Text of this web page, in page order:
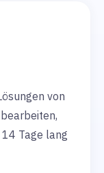
von
Tage lang